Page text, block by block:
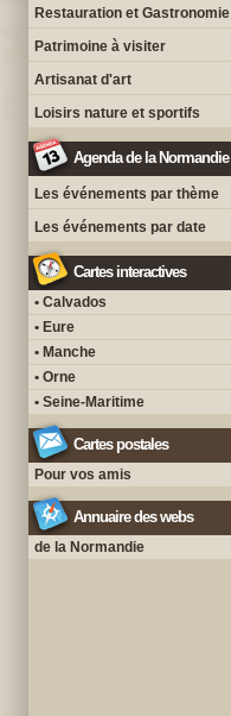
Restauration et Gastronomie
Patrimoine à visiter
Artisanat d'art
Loisirs nature et sportifs
Agenda de la Normandie
Les événements par thème
Les événements par date
Cartes interactives
• Calvados
• Eure
• Manche
• Orne
• Seine-Maritime
Cartes postales
Pour vos amis
Annuaire des webs
de la Normandie